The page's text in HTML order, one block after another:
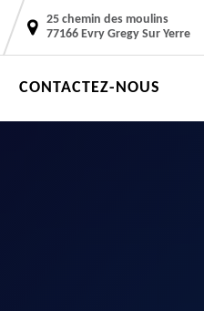
25 chemin des moulins
77166 Evry Gregy Sur Yerre
CONTACTEZ-NOUS